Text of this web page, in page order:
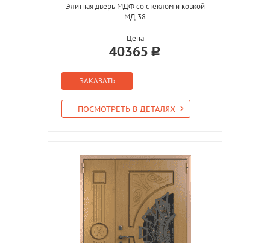
Элитная дверь МДФ со стеклом и ковкой
МД 38
Цена
40365
ЗАКАЗАТЬ
ПОСМОТРЕТЬ В ДЕТАЛЯХ